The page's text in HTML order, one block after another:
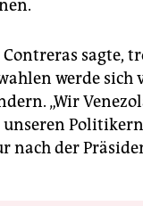
sagte,
werde sich
„Wir
nach der